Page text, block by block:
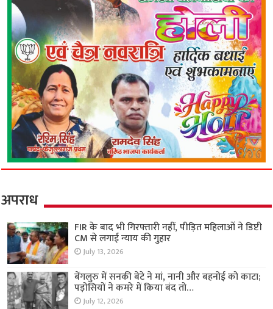
अपराध
FIR के बाद भी गिरफ्तारी नहीं, पीड़ित महिलाओं ने डिप्टी
CM से लगाई न्याय की गुहार
July 13, 2026
बेंगलुरु में सनकी बेटे ने मां, नानी और बहनोई को काटा;
पड़ोसियों ने कमरे में किया बंद तो…
July 12, 2026